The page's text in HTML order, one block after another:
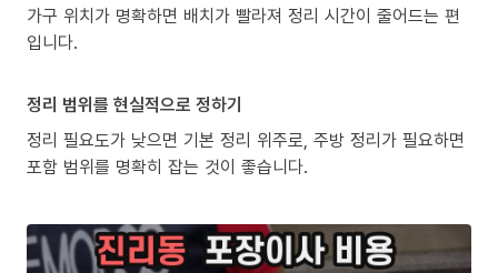
가구 위치가 명확하면 배치가 빨라져 정리 시간이 줄어드는 편
입니다.
정리 범위를 현실적으로 정하기
정리 필요도가 낮으면 기본 정리 위주로, 주방 정리가 필요하면
포함 범위를 명확히 잡는 것이 좋습니다.